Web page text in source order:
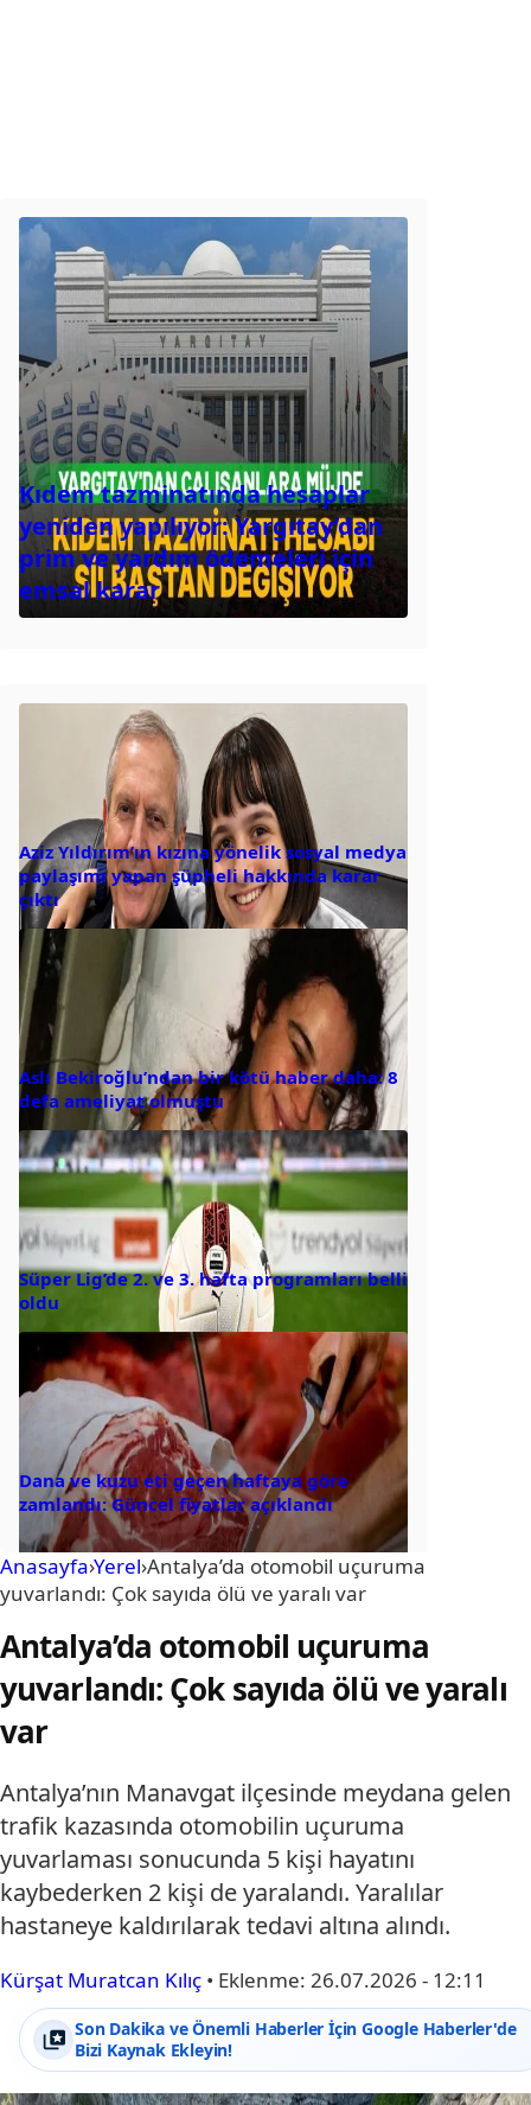
Kıdem tazminatında hesaplar
yeniden yapılıyor: Yargıtay’dan
prim ve yardım ödemeleri için
emsal karar
Aziz Yıldırım’ın kızına yönelik sosyal medya
paylaşımı yapan şüpheli hakkında karar
çıktı
Aslı Bekiroğlu’ndan bir kötü haber daha: 8
defa ameliyat olmuştu
Süper Lig’de 2. ve 3. hafta programları belli
oldu
Dana ve kuzu eti geçen haftaya göre
zamlandı: Güncel fiyatlar açıklandı
Anasayfa›Yerel›Antalya’da otomobil uçuruma
yuvarlandı: Çok sayıda ölü ve yaralı var
Antalya’da otomobil uçuruma
yuvarlandı: Çok sayıda ölü ve yaralı
var
Antalya’nın Manavgat ilçesinde meydana gelen
trafik kazasında otomobilin uçuruma
yuvarlaması sonucunda 5 kişi hayatını
kaybederken 2 kişi de yaralandı. Yaralılar
hastaneye kaldırılarak tedavi altına alındı.
Kürşat Muratcan Kılıç • Eklenme: 26.07.2026 - 12:11
Son Dakika ve Önemli Haberler İçin Google Haberler'de
Bizi Kaynak Ekleyin!